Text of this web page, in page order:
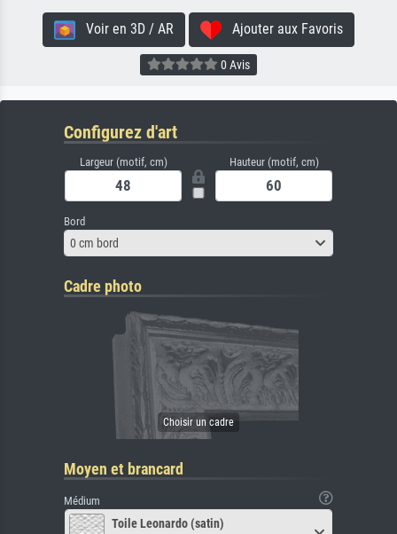
Voir en 3D / AR Ajouter aux Favoris
0 Avis
Configurez d'art
Largeur (motif, cm) Hauteur (motif, cm)
Bord
0 cm bord
Cadre photo
Moyen et brancard
Médium
Toile Leonardo (satin)